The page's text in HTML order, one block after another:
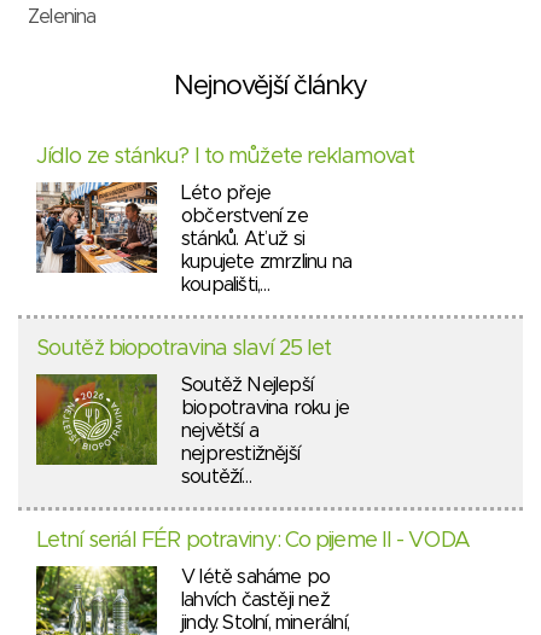
Zelenina
Nejnovější články
Jídlo ze stánku? I to můžete reklamovat
Léto přeje
občerstvení ze
stánků. Ať už si
kupujete zmrzlinu na
koupališti,…
Soutěž biopotravina slaví 25 let
Soutěž Nejlepší
biopotravina roku je
největší a
nejprestižnější
soutěží…
Letní seriál FÉR potraviny: Co pijeme II - VODA
V létě saháme po
lahvích častěji než
jindy. Stolní, minerální,